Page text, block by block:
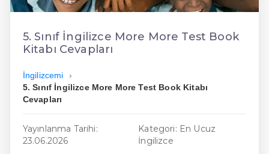
En Ucuz İngilizce
En Uygun İngilizce
Hızlı İngilizce
5. Sınıf İngilizce More More Test Book
Kitabı Cevapları
İngilizcemi
5. Sınıf İngilizce More More Test Book Kitabı
Cevapları
Yayınlanma Tarihi:
23.06.2026
Kategori: En Ucuz
İngilizce